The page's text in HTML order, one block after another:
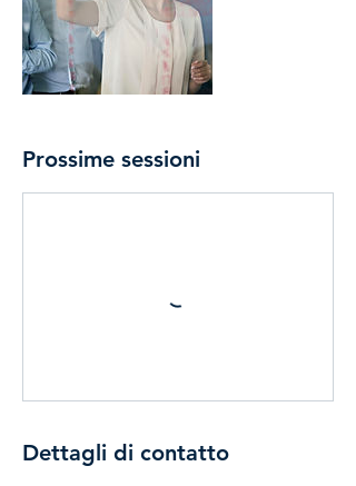
Prossime sessioni
Dettagli di contatto